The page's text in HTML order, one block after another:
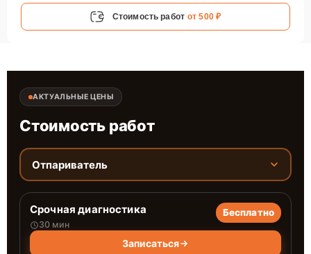
Стоимость работ от 500 ₽
АКТУАЛЬНЫЕ ЦЕНЫ
Стоимость работ
Отпариватель
Срочная диагностика
30 мин
Бесплатно
Записаться